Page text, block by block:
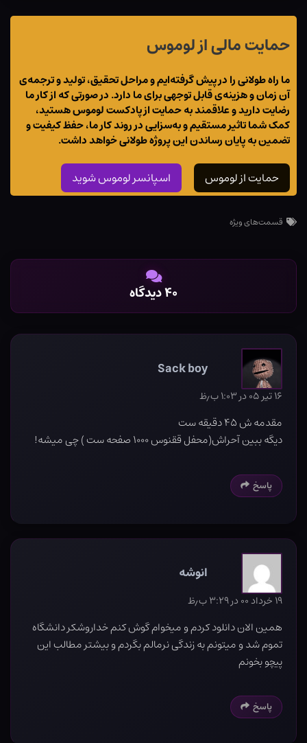
حمایت مالی از لوموس
ما راه طولانی را در پیش گرفته‌ایم و مراحل تحقیق، تولید و ترجمه‌ی
آن زمان و هزینه‌ی قابل توجهی برای ما دارد. در صورتی که از کار ما
رضایت دارید و علاقمند به حمایت از پادکست لوموس هستید،
کمک شما تاثیر مستقیم و به‌سزایی در روند کار ما، حفظ کیفیت و
تضمین به پایان رساندن این پروژه طولانی خواهد داشت.
حمایت از لوموس اسپانسر لوموس شوید
قسمت‌های ویژه
۴۰ دیدگاه
Sack boy
۱۶ تیر ۰۵ در ۱:۰۳ ب٫ظ
مقدمه ش ۴۵ دقیقه ست
دیگه ببین آحراش(محفل ققنوس ۱۰۰۰ صفحه ست ) چی میشه!
پاسخ
انوشه
۱۹ خرداد ۰۰ در ۳:۲۹ ب٫ظ
همین الان دانلود کردم و میخوام گوش کنم خداروشکر دانشگاه
تموم شد و میتونم به زندگی نرمالم بگردم و بیشتر مطالب این
پیچو بخونم
پاسخ